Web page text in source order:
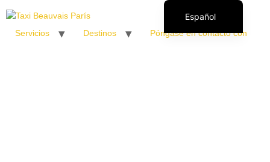
Servicios Destinos Póngase en contacto con
Español
Français